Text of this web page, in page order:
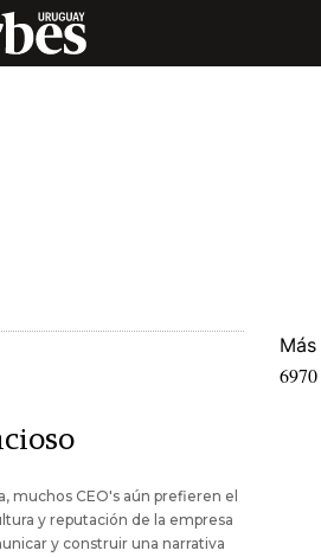
muchos CEO's aún prefieren el
y reputación de la empresa
y construir una narrativa
Más
6970